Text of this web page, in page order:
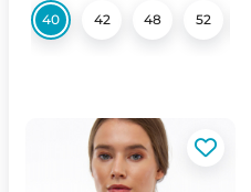
40 42 48 52